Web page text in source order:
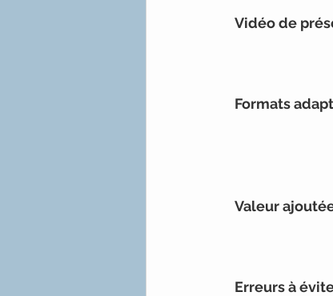
Vidéo de
Formats
Valeur
Erreurs à